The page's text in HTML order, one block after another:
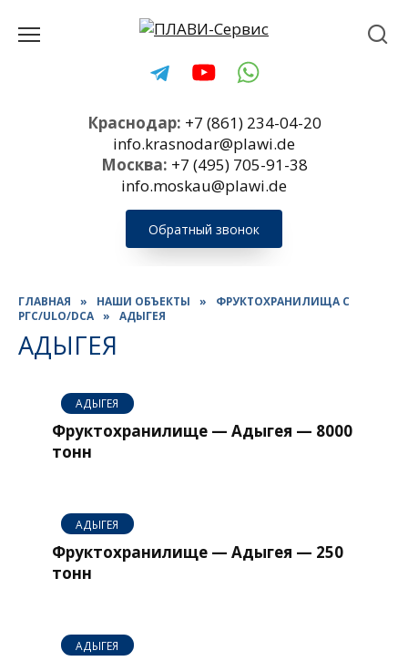
Краснодар: +7 (861) 234-04-20
info.krasnodar@plawi.de
Москва: +7 (495) 705-91-38
info.moskau@plawi.de
Обратный звонок
ГЛАВНАЯ » НАШИ ОБЪЕКТЫ »
ФРУКТОХРАНИЛИЩА С
РГС/ULO/DCA
» АДЫГЕЯ
АДЫГЕЯ
АДЫГЕЯ
Фруктохранилище — Адыгея — 8000
тонн
АДЫГЕЯ
Фруктохранилище — Адыгея — 250
тонн
АДЫГЕЯ